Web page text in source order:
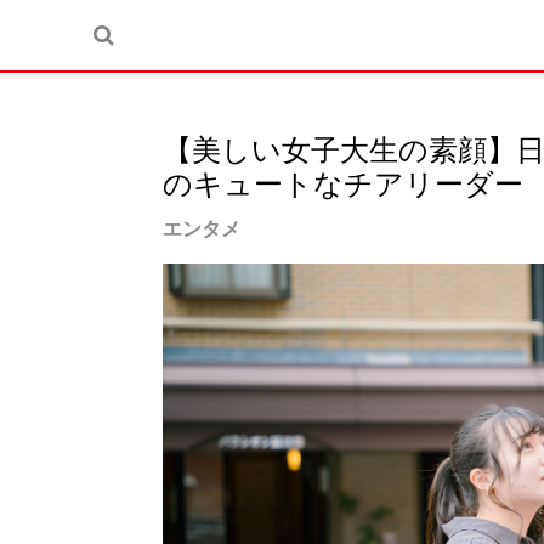
【美しい女子大生の素顔】
のキュートなチアリーダー
エンタメ